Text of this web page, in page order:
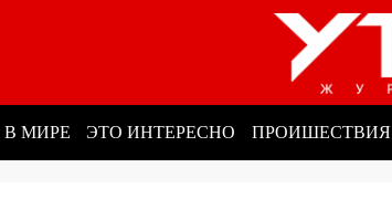
В МИРЕ ЭТО ИНТЕРЕСНО ПРОИШЕСТВИЯ